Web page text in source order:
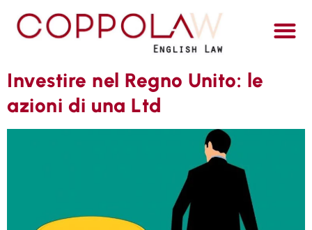
Investire nel Regno Unito: le
azioni di una Ltd